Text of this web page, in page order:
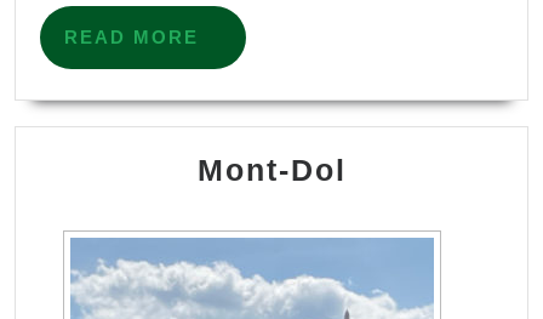
READ MORE
READ
MORE
Mont-Dol